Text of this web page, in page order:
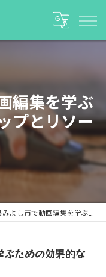
編集を学ぶ
プとリソー
市で動画編集を学ぶための効果的なステップとリソース
ための効果的な